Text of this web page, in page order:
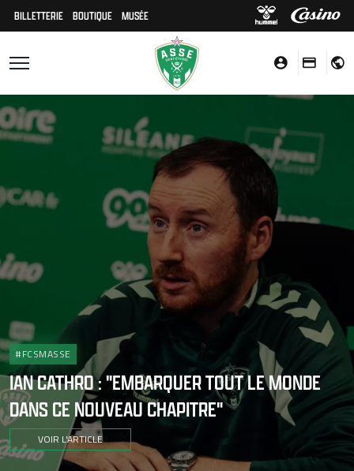
BILLETTERIE BOUTIQUE MUSÉE
#FCSMASSE
IAN CATHRO : "EMBARQUER TOUT LE MONDE
DANS CE NOUVEAU CHAPITRE"
VOIR L'ARTICLE